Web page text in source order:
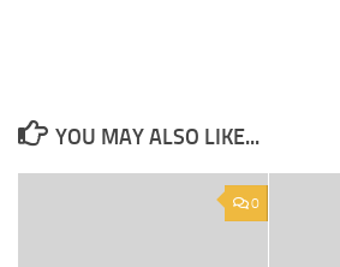
YOU MAY ALSO LIKE...
0